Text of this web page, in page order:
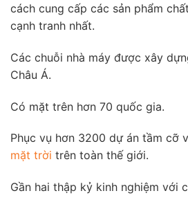
cách cung cấp các sản phẩm
cạnh tranh nhất.
Các chuỗi nhà máy được xây
Châu Á.
Có mặt trên hơn 70 quốc gia.
Phục vụ hơn 3200 dự án tầm cỡ
mặt trời trên toàn thế giới.
Gần hai thập kỷ kinh nghiệm với